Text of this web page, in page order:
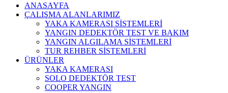
ANASAYFA
ÇALIŞMA ALANLARIMIZ
YAKA KAMERASI SİSTEMLERİ
YANGIN DEDEKTÖR TEST VE BAKIM
YANGIN ALGILAMA SİSTEMLERİ
TUR REHBER SİSTEMLERİ
ÜRÜNLER
YAKA KAMERASI
SOLO DEDEKTÖR TEST
COOPER YANGIN